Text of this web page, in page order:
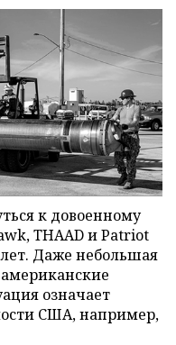
к довоенному
THAAD и Patriot
Даже небольшая
означает
США, например,